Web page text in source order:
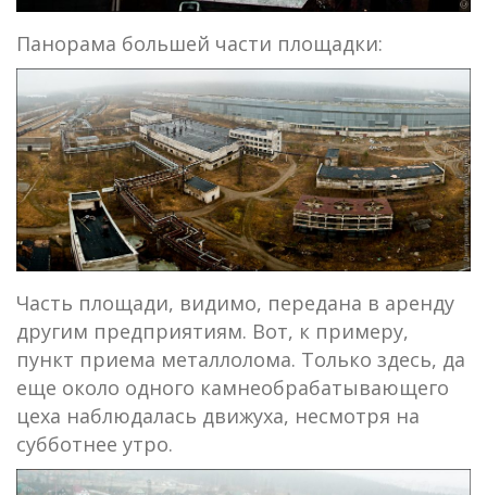
Панорама большей части площадки:
Часть площади, видимо, передана в аренду
другим предприятиям. Вот, к примеру,
пункт приема металлолома. Только здесь, да
еще около одного камнеобрабатывающего
цеха наблюдалась движуха, несмотря на
субботнее утро.